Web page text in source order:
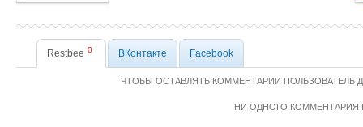
Restbee 0 ВКонтакте Facebook
ЧТОБЫ ОСТАВЛЯТЬ КОММЕНТАРИИ
НИ ОДНОГО КОММЕНТАРИЯ